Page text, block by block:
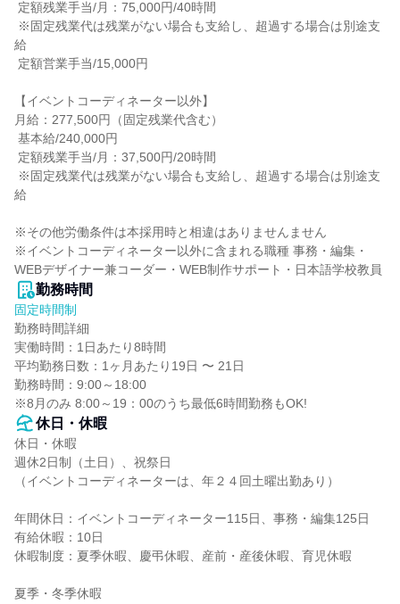
給
【イベントコーディネーター以外】
月給：277,500円（固定残業代含む）
給
※その他労働条件は本採用時と相違はありませんません
※イベントコーディネーター以外に含まれる職種 事務・編集・
WEBデザイナー兼コーダー・WEB制作サポート・日本語学校教員
勤務時間
固定時間制
勤務時間詳細
実働時間：1日あたり8時間
平均勤務日数：1ヶ月あたり19日 〜 21日
勤務時間：9:00～18:00
※8月のみ 8:00～19：00のうち最低6時間勤務もOK!
休日・休暇
休日・休暇
週休2日制（土日）、祝祭日
（イベントコーディネーターは、年２４回土曜出勤あり）
年間休日：イベントコーディネーター115日、事務・編集125日
有給休暇：10日
休暇制度：夏季休暇、慶弔休暇、産前・産後休暇、育児休暇
夏季・冬季休暇